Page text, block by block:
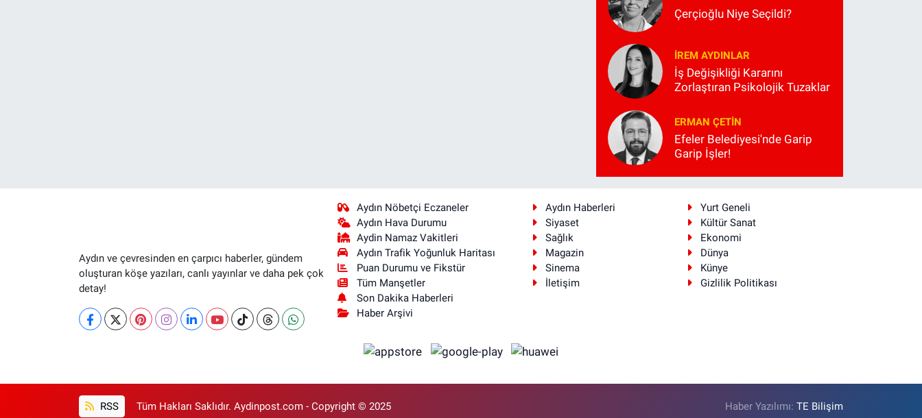
Çerçioğlu Niye Seçildi?
İREM AYDINLAR
İş Değişikliği Kararını
Zorlaştıran Psikolojik Tuzaklar
ERMAN ÇETIN
Efeler Belediyesi'nde Garip
Garip İşler!
Aydın ve çevresinden en çarpıcı haberler, gündem
oluşturan köşe yazıları, canlı yayınlar ve daha pek çok
detay!
Aydın Nöbetçi Eczaneler
Aydın Hava Durumu
Aydin Namaz Vakitleri
Aydın Trafik Yoğunluk Haritası
Puan Durumu ve Fikstür
Tüm Manşetler
Son Dakika Haberleri
Haber Arşivi
Aydın Haberleri
Yurt Geneli
Siyaset
Kültür Sanat
Sağlık
Ekonomi
Magazin
Dünya
Sinema
Künye
İletişim
Gizlilik Politikası
RSS Tüm Hakları Saklıdır. Aydinpost.com - Copyright © 2025 Haber Yazılımı:TE Bilişim